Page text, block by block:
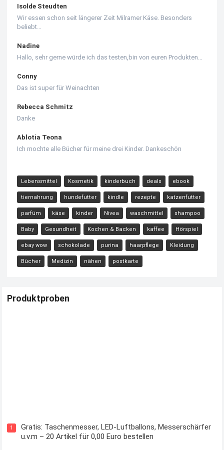
Isolde Steudten
Wir essen schon seit längerer Zeit Milramer Käse. Besonders
beliebt…
Nadine
Hallo, sehr gerne würde ich das testen,bin von euren Produkten…
Conny
Das ist super für Weinachten
Rebecca Schmitz
Danke
Ablotia Teona
Ich mochte alle Bücher für meine drei Kinder. Dankeschön
Lebensmittel Kosmetik kinderbuch deals ebook
tiernahrung hundefutter kindle rezepte katzenfutter
parfüm käse kinder Nivea waschmittel shampoo
Baby Gesundheit Kochen & Backen kaffee Hörspiel
ebay wow schokolade purina haarpflege Kleidung
Bücher Medizin nähen postkarte
Produktproben
1
Gratis: Taschenmesser, LED-Luftballons, Messerschärfer
u.v.m – 20 Artikel für 0,00 Euro bestellen